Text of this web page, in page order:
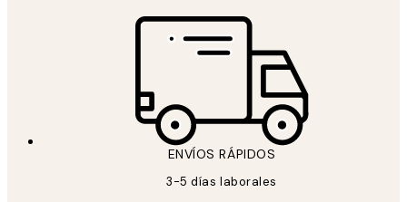
ENVÍOS RÁPIDOS
3-5 días laborales